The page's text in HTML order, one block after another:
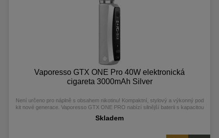
Vaporesso GTX ONE Pro 40W elektronická
cigareta 3000mAh Silver
Není určeno pro náplně s obsahem nikotinu! Kompaktní, stylový a výkonný pod
kit nové generace. Vaporesso GTX ONE PRO nabízí silnější baterii s kapacitou
s horním plněním a ochranou proti protékání. Je kompatibilní s celou řadou GTX
elegantních barvách. Více informací najdete v detailním popisu.
Skladem